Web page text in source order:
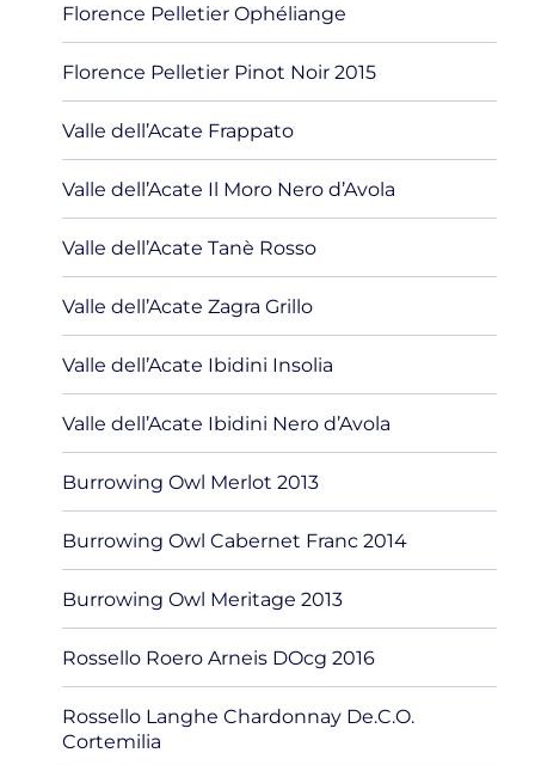
Florence Pelletier Ophéliange
Florence Pelletier Pinot Noir 2015
Valle dell’Acate Frappato
Valle dell’Acate Il Moro Nero d’Avola
Valle dell’Acate Tanè Rosso
Valle dell’Acate Zagra Grillo
Valle dell’Acate Ibidini Insolia
Valle dell’Acate Ibidini Nero d’Avola
Burrowing Owl Merlot 2013
Burrowing Owl Cabernet Franc 2014
Burrowing Owl Meritage 2013
Rossello Roero Arneis DOcg 2016
Rossello Langhe Chardonnay De.C.O.
Cortemilia